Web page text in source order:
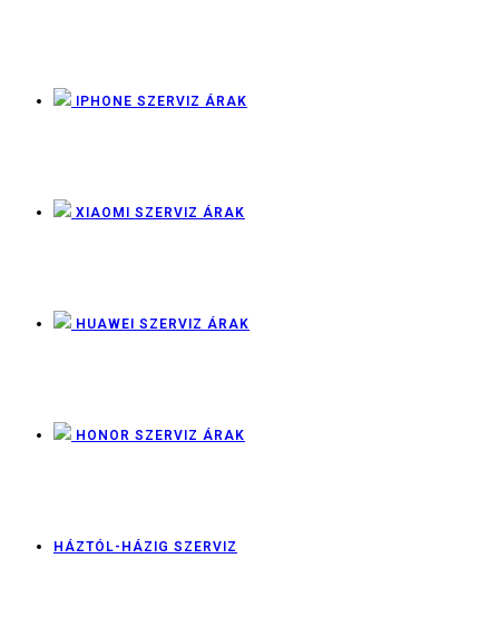
IPHONE SZERVIZ ÁRAK
XIAOMI SZERVIZ ÁRAK
HUAWEI SZERVIZ ÁRAK
HONOR SZERVIZ ÁRAK
HÁZTÓL-HÁZIG SZERVIZ